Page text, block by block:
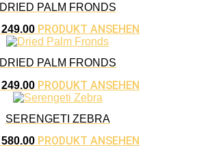
DRIED PALM FRONDS
249.00 PRODUKT ANSEHEN
DRIED PALM FRONDS
249.00 PRODUKT ANSEHEN
SERENGETI ZEBRA
580.00 PRODUKT ANSEHEN